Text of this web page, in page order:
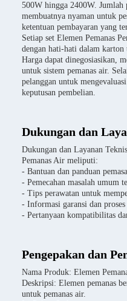
500W hingga 2400W. Jumlah
membuatnya nyaman untuk
ketentuan pembayaran yang
Setiap set Elemen Pemanas
dengan hati-hati dalam
Harga dapat dinegosiasikan,
untuk sistem pemanas air.
pelanggan untuk
keputusan pembelian.
Dukungan dan
Dukungan dan Layanan
Pemanas Air meliputi:
- Bantuan dan panduan
- Pemecahan masalah umum
- Tips perawatan untuk
- Informasi garansi dan
- Pertanyaan kompatibilitas
Pengepakan dan
Nama Produk: Elemen
Deskripsi: Elemen pemanas
untuk pemanas air.